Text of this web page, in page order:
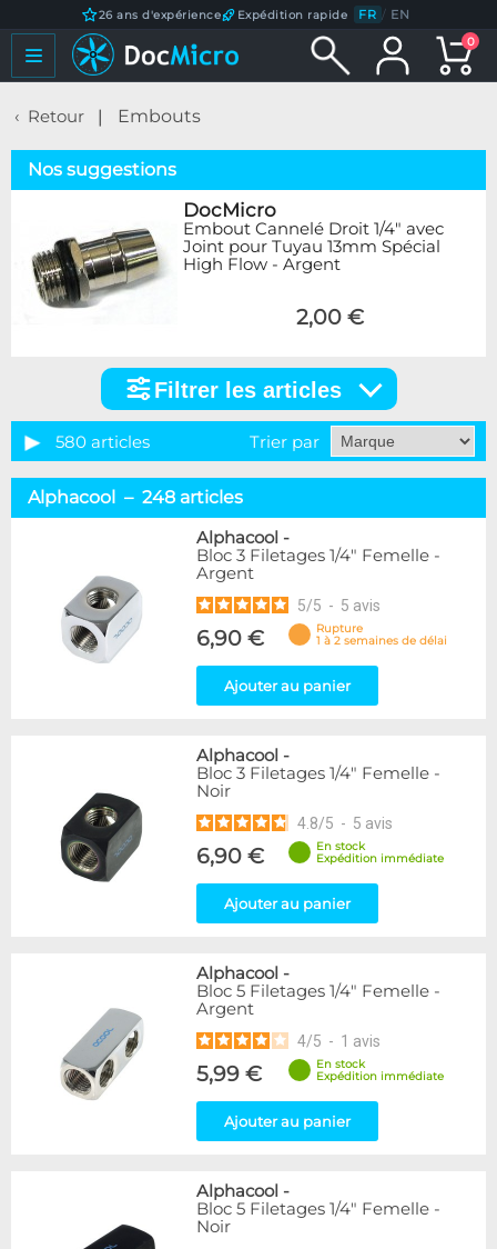
26 ans d'expérience Expédition rapide FR / EN
0
Retour Embouts
Nos suggestions
DocMicro
Embout Cannelé Droit 1/4" avec
Joint pour Tuyau 13mm Spécial
High Flow - Argent
2,00 €
articles
Catégorie
Embouts tuyaux souples
Embouts tubes rigides
110
18
Adaptateurs
338
Marque
Alphacool
52
55
10
142
KooLance
Monsoon
9
Nanoxia
PrimoChill
9
31
216
2
Noir
236
Or
Rouge
2
5
Filtrer les articles
580 articles Trier par
Alphacool – 248 articles
Alphacool -
Bloc 3 Filetages 1/4" Femelle -
Argent
5/5 - 5 avis
6,90 €
Rupture
1 à 2 semaines de délai
Ajouter au panier
Alphacool -
Bloc 3 Filetages 1/4" Femelle -
Noir
4.8/5 - 5 avis
6,90 €
En stock
Expédition immédiate
Ajouter au panier
Alphacool -
Bloc 5 Filetages 1/4" Femelle -
Argent
4/5 - 1 avis
5,99 €
En stock
Expédition immédiate
Ajouter au panier
Alphacool -
Bloc 5 Filetages 1/4" Femelle -
Noir